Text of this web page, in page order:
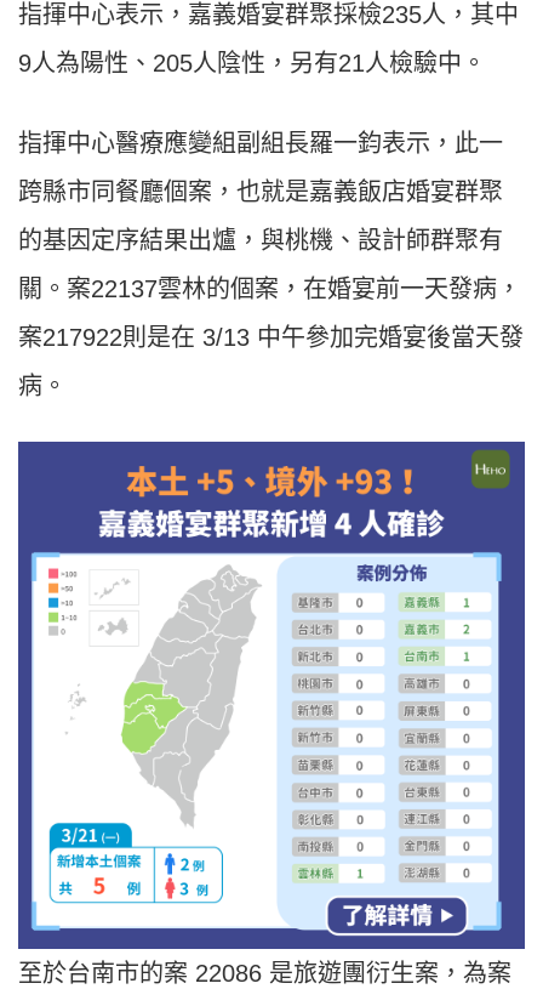
指揮中心表示，嘉義婚宴群聚採檢235人，其中
9人為陽性、205人陰性，另有21人檢驗中。
指揮中心醫療應變組副組長羅一鈞表示，此一
跨縣市同餐廳個案，也就是嘉義飯店婚宴群聚
的基因定序結果出爐，與桃機、設計師群聚有
關。案22137雲林的個案，在婚宴前一天發病，
案217922則是在 3/13 中午參加完婚宴後當天發
病。
至於台南市的案 22086 是旅遊團衍生案，為案